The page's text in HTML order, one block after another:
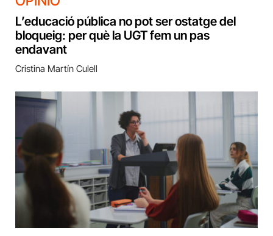
L’educació pública no pot ser ostatge del
bloqueig: per què la UGT fem un pas
endavant
Cristina Martín Culell